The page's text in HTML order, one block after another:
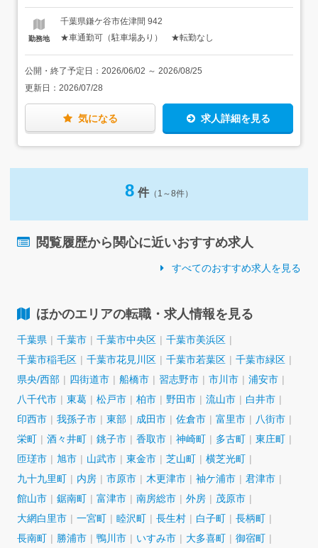
え、移動距離や時間がかかる現場の場合はビジネスホテル
に泊まっていただきます。（出張手当・食事手当を支給し
ます。）※会社に集合後、現場に向かいます。基本的には
複数名で1つの現場を担当するので、わからないことがあ
ればすぐに先輩に聞ける環境です。
がある方は優遇いたします。待遇についても、お気軽にご
相談ください。《想定年収例》・年収350万円／入社1年
目、20歳・年収450万円／入社5年目、35歳・年収600万円
／入社15年目、45歳
勤務地
千葉県鎌ケ谷市佐津間 942
★車通勤可（駐車場あり） ★転勤なし
公開・終了予定日： 2026/06/02 ～ 2026/08/25
更新日： 2026/07/28
気になる 求人詳細を見る
8 件 （1～8件）
閲覧履歴から関心に近いおすすめ求人
すべてのおすすめ求人を見る
ほかのエリアの転職・求人情報を見る
千葉県 千葉市 千葉市中央区
千葉市美浜区
千葉市稲毛区
千葉市花見川区 千葉市若葉区
千葉市緑区
県央/西部
四街道市 船橋市 習志野市 市川市
浦安市
八千代市
東葛 松戸市 柏市 野田市 流山市
白井市
印西市
我孫子市 東部 成田市 佐倉市 富里市
八街市
栄町
酒々井町 銚子市 香取市 神崎町 多古町
東庄町
匝瑳市
旭市 山武市 東金市 芝山町
横芝光町
九十九里町
内房 市原市 木更津市 袖ケ浦市
君津市
館山市
鋸南町 富津市 南房総市 外房
茂原市
大網白里市
一宮町 睦沢町 長生村 白子町
長柄町
長南町
勝浦市 鴨川市 いすみ市 大多喜町
御宿町